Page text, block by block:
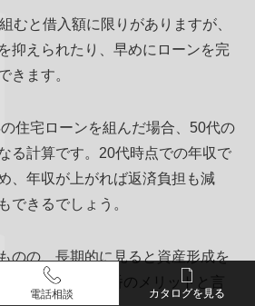
むと借入額に限りがありますが、
抑えられたり、早めにローンを完
きます。
住宅ローンを組んだ場合、50代の
る計算です。20代時点での年収で
、年収が上がれば返済負担も減
できるでしょう。
のの、長期的に見ると資産形成を
ローンを組む1番のメリットと言
電話相談 カタログを見る
電話相談 カタログを見る